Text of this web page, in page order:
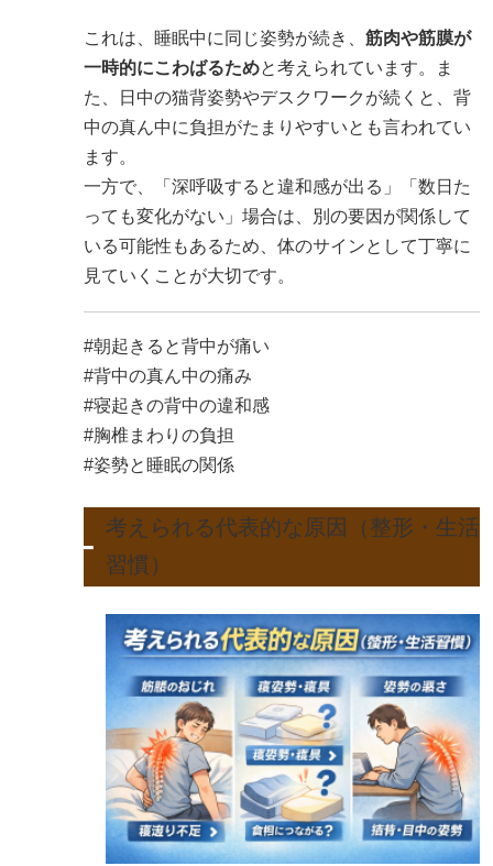
これは、睡眠中に同じ姿勢が続き、 筋肉や筋膜が
一時的にこわばるためと考えられています。ま
た、日中の猫背姿勢やデスクワークが続くと、背
中の真ん中に負担がたまりやすいとも言われてい
ます。
一方で、「深呼吸すると違和感が出る」「数日た
っても変化がない」場合は、別の要因が関係して
いる可能性もあるため、体のサインとして丁寧に
見ていくことが大切です。
#朝起きると背中が痛い
#背中の真ん中の痛み
#寝起きの背中の違和感
#胸椎まわりの負担
#姿勢と睡眠の関係
考えられる代表的な原因（整形・生活
習慣）